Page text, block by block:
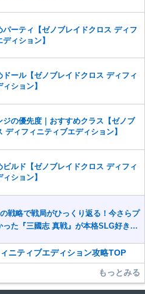
社に損害の及ぶ内容の書き込みがあ
ただく場合もございますので、あら
パーティ【ゼノブレイドクロス ディフ
ィション】
ドール【ゼノブレイドクロス ディフィ
ション】
ジの優先度｜おすすめクラス【ゼノブ
ディフィニティブエディション】
ビルド【ゼノブレイドクロス ディフィ
ション】
戦略で戦局がひっくり返る！今さらプ
った『三國志 真戦』が本格SLG好きを
ニティブエディション攻略TOP
もっとみる